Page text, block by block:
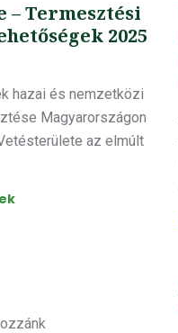
– Termesztési
2025
hazai és nemzetközi
Magyarországon
az elmúlt